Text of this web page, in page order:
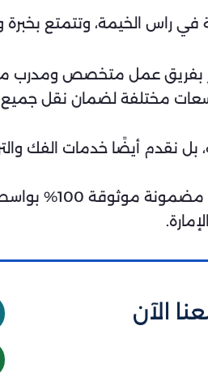
راس الخيمة، وتتمتع بخبرة
بفريق عمل متخصص ومدرب
مختلفة لضمان نقل جميع
نقدم أيضًا خدمات الفك
لا تقلق بشأن أي تفاصيل عن نقل اثاث في أي
الآن